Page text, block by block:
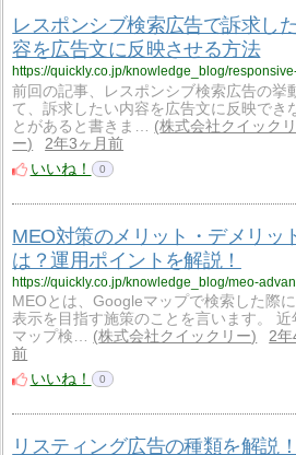
レスポンシブ検索広告で訴求し
容を広告文に反映させる方法
前回の記事、レスポンシブ検索広告の挙
て、訴求したい内容を広告文に反映でき
とがあると書きま…
株式会社クイックリ
ー
2年3ヶ月前
いいね！
0
MEO対策のメリット・デメリッ
は？運用ポイントを解説！
MEOとは、Googleマップで検索した際
表示を目指す施策のことを言います。 近
マップ検…
株式会社クイックリー
2年
前
いいね！
0
リスティング広告の種類を解説